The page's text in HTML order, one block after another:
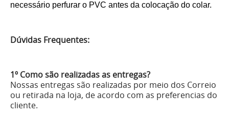
necessário perfurar o PVC antes da colocação do colar.
Dúvidas Frequentes:
1º Como são realizadas as entregas?
Nossas entregas são realizadas por meio dos Correio
ou retirada na loja, de acordo com as preferencias do
cliente.